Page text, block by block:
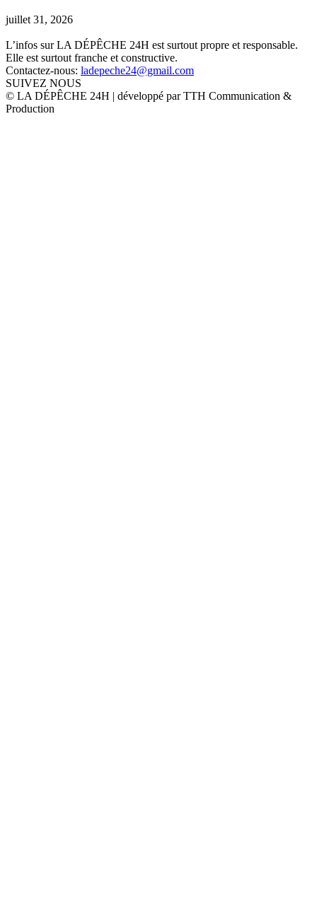
juillet 31, 2026
L’infos sur LA DÉPÊCHE 24H est surtout propre et responsable.
Elle est surtout franche et constructive.
Contactez-nous: ladepeche24@gmail.com
SUIVEZ NOUS
© LA DÉPÊCHE 24H | développé par TTH Communication &
Production